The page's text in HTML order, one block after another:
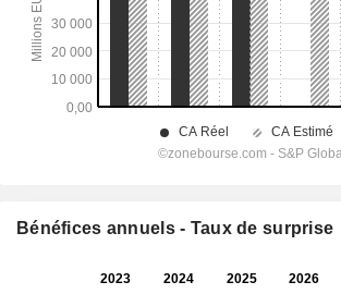
Bénéfices annuels - Taux de surprise